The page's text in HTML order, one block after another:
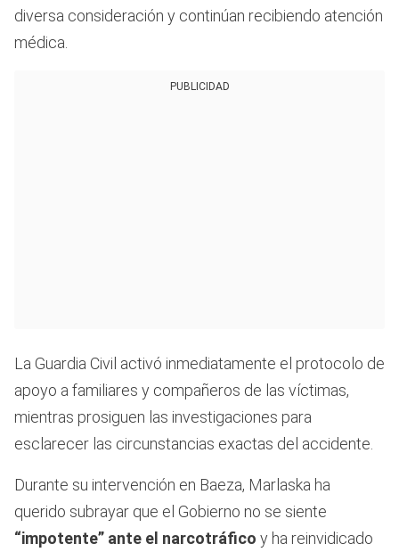
diversa consideración y continúan recibiendo atención
médica.
PUBLICIDAD
La Guardia Civil activó inmediatamente el protocolo de
apoyo a familiares y compañeros de las víctimas,
mientras prosiguen las investigaciones para
esclarecer las circunstancias exactas del accidente.
Durante su intervención en Baeza, Marlaska ha
querido subrayar que el Gobierno no se siente
“impotente” ante el narcotráfico y ha reinvidicado